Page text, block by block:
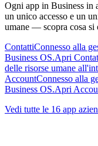
Ogni app in Business in
un unico accesso e un
umane — scopra cosa si
ContattiConnesso alla
Business OS.Apri
delle risorse umane
AccountConnesso alla
Business OS.Apri
Vedi tutte le 16 app